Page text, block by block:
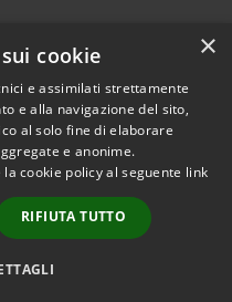
Copyright © 2026 • Comune di
Municipium•
Accesso
redazione
×
cookie
e assimilati strettamente
e alla navigazione del sito,
al solo fine di elaborare
e anonime.
cookie policy al seguente link
RIFIUTA TUTTO